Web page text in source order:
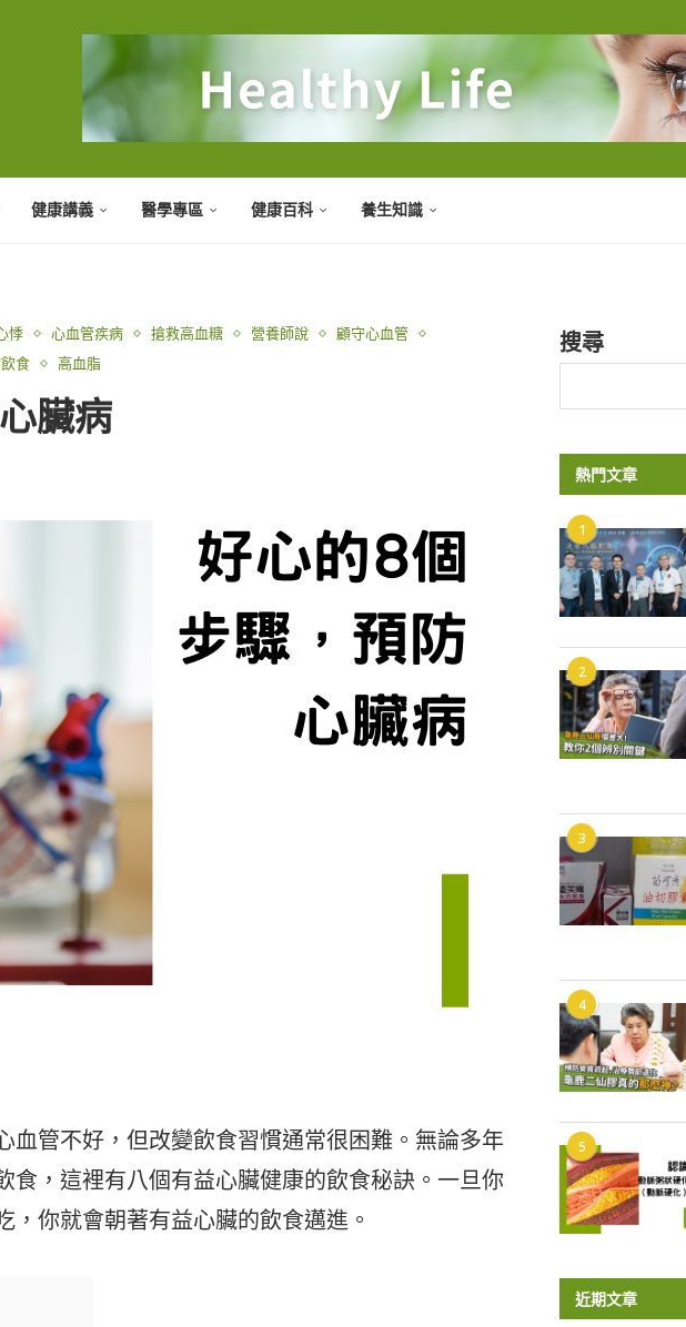
健康講義 醫學專區 健康百科 養生知識
悸 心血管疾病 搶救高血糖 營養師說
顧守心血管
食 高血脂
臟病
血管不好，但改變飲食習慣通常很困難。無論多年
食，這裡有八個有益心臟健康的飲食秘訣。一旦你
你就會朝著有益心臟的飲食邁進。
搜尋
熱門文章
1
2
3
4
5
近期文章